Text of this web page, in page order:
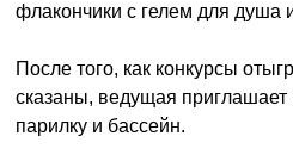
флакончики с гелем для душа
После того, как конкурсы
сказаны, ведущая приглашает
парилку и бассейн.